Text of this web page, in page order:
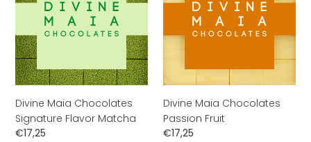
Signature
Matcha
Divine Maia Chocolates
Signature Flavor Matcha
Normale
€17,25
Passion
Divine Maia Chocolates
Passion Fruit
Normale
€17,25